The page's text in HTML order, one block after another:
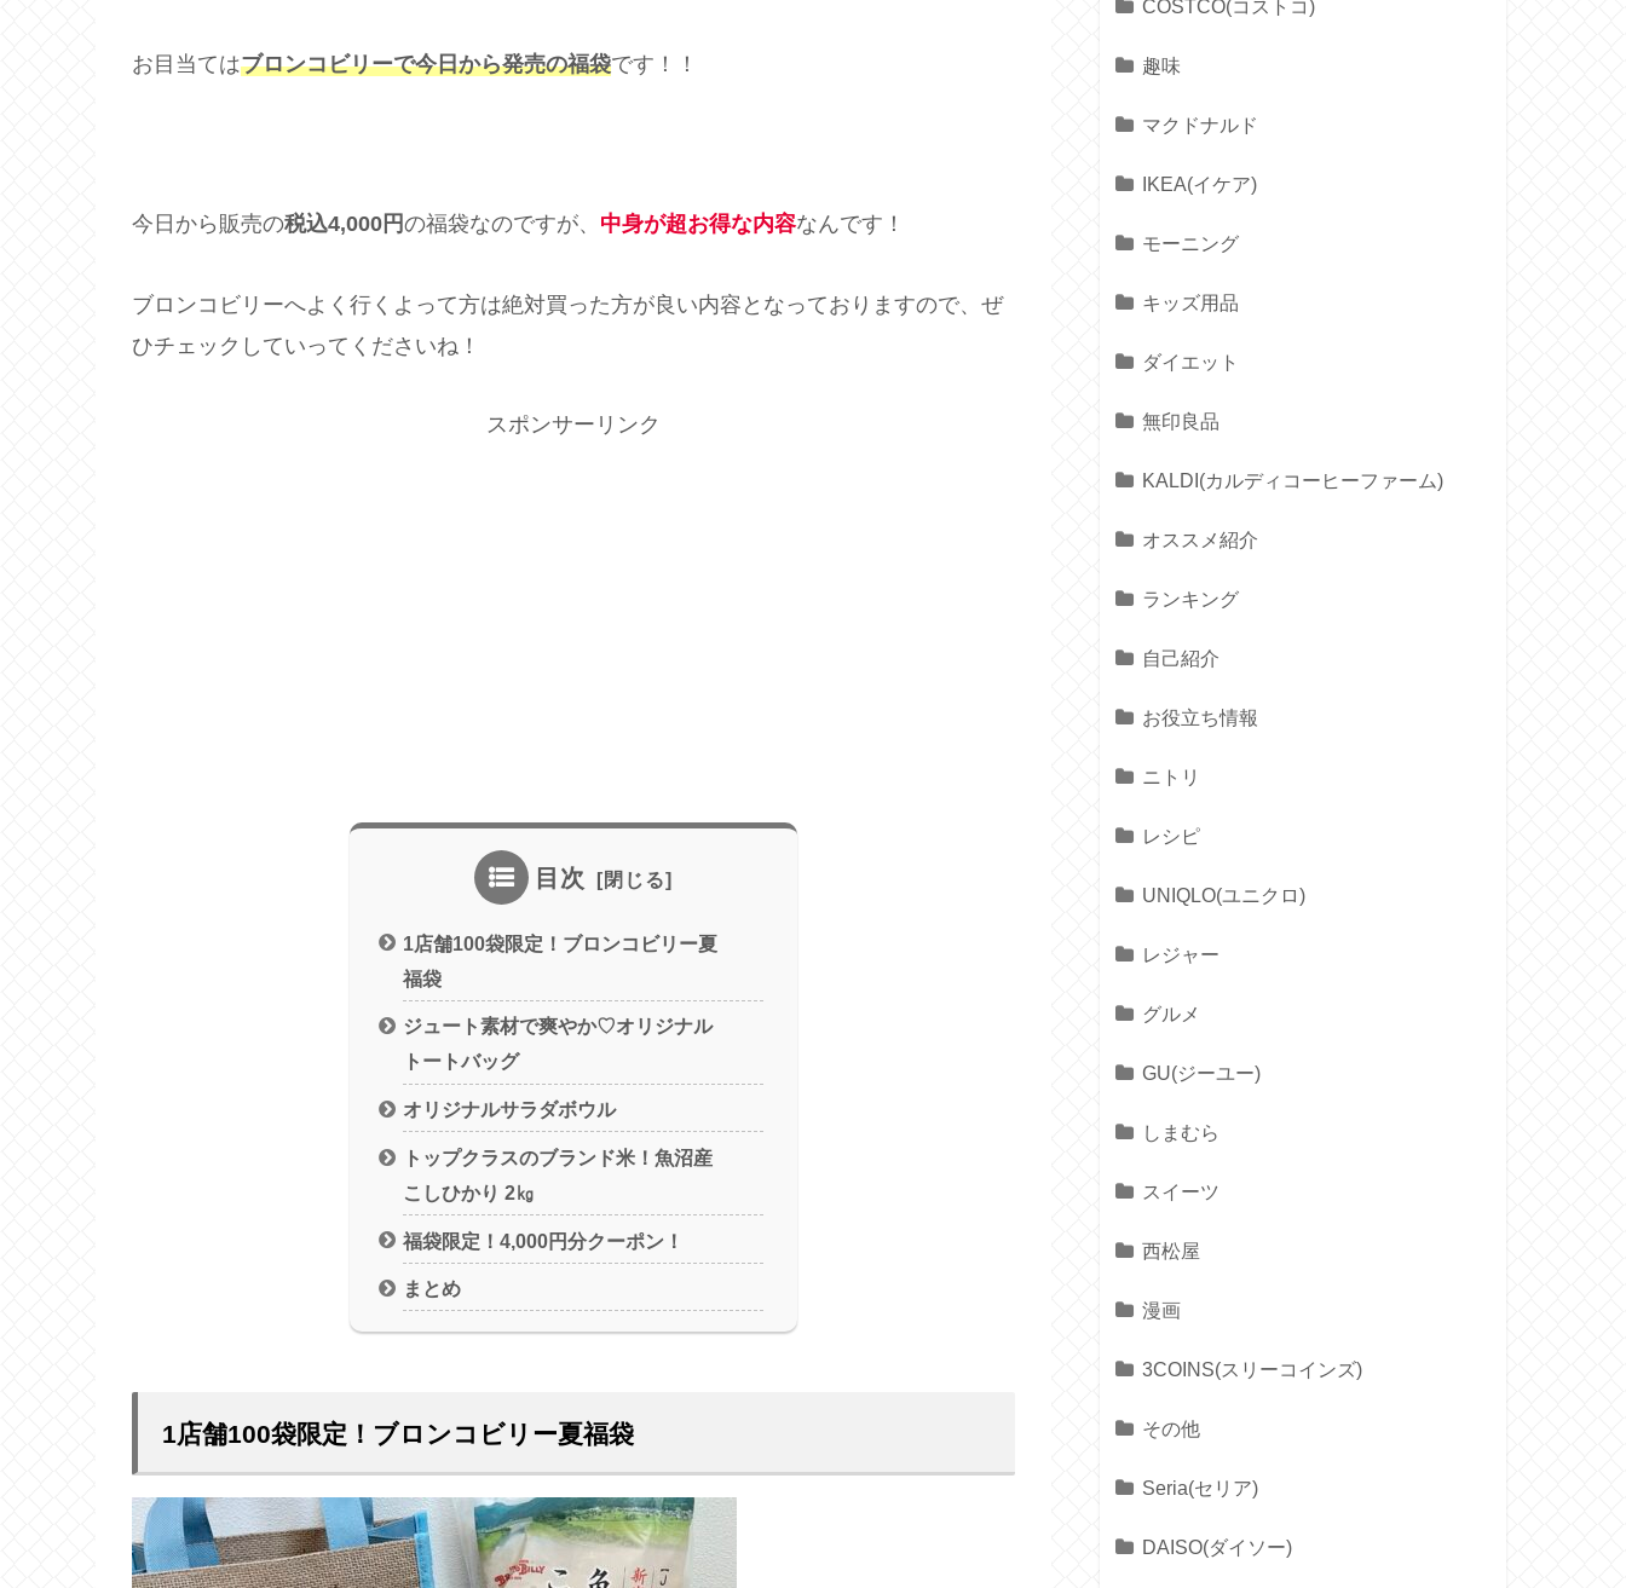
お目当てはブロンコビリーで今日から発売の福袋です！！
今日から販売の税込4,000円の福袋なのですが、 中身が超お得な内容なんです！
ブロンコビリーへよく行くよって方は絶対買った方が良い内容となっておりますので、ぜ
ひチェックしていってくださいね！
スポンサーリンク
目次
1店舗100袋限定！ブロンコビリー夏
福袋
ジュート素材で爽やか♡オリジナル
トートバッグ
オリジナルサラダボウル
トップクラスのブランド米！魚沼産
こしひかり 2㎏
福袋限定！4,000円分クーポン！
まとめ
1店舗100袋限定！ブロンコビリー夏福袋
COSTCO(コストコ)
趣味
マクドナルド
IKEA(イケア)
モーニング
キッズ用品
ダイエット
無印良品
KALDI(カルディコーヒーファーム)
オススメ紹介
ランキング
自己紹介
お役立ち情報
ニトリ
レシピ
UNIQLO(ユニクロ)
レジャー
グルメ
GU(ジーユー)
しまむら
スイーツ
西松屋
漫画
3COINS(スリーコインズ)
その他
Seria(セリア)
DAISO(ダイソー)